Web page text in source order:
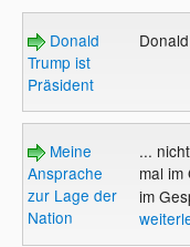
Donald
Trump ist
Präsident
Meine
Ansprache
zur Lage der
Nation
...
mal im
im